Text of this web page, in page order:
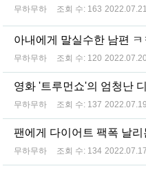
무하무하 조회 수: 163 2022.07.21
아내에게 말실수한 남편 ㅋ
무하무하 조회 수: 120 2022.07.20
영화 '트루먼쇼'의 엄청난
무하무하 조회 수: 137 2022.07.19
팬에게 다이어트 팩폭 날리
무하무하 조회 수: 134 2022.07.17